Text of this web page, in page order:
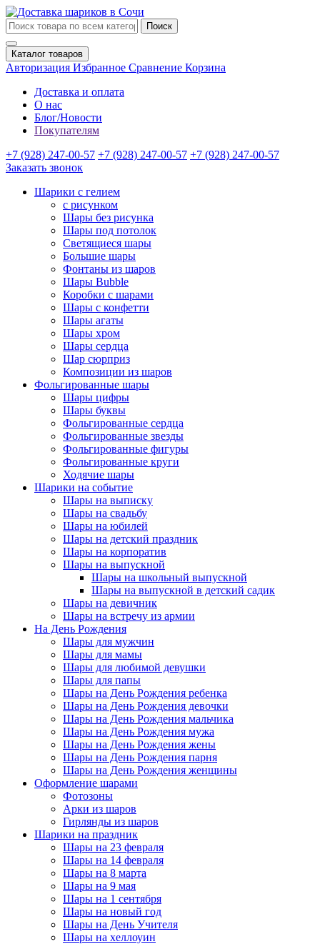
Поиск
Каталог товаров
Авторизация Избранное Сравнение Корзина
Доставка и оплата
О нас
Блог/Новости
Покупателям
+7 (928) 247-00-57 +7 (928) 247-00-57 +7 (928) 247-00-57
Заказать звонок
Шарики с гелием
с рисунком
Шары без рисунка
Шары под потолок
Светящиеся шары
Большие шары
Фонтаны из шаров
Шары Bubble
Коробки с шарами
Шары с конфетти
Шары агаты
Шары хром
Шары сердца
Шар сюрприз
Композиции из шаров
Фольгированные шары
Шары цифры
Шары буквы
Фольгированные сердца
Фольгированные звезды
Фольгированные фигуры
Фольгированные круги
Ходячие шары
Шарики на событие
Шары на выписку
Шары на свадьбу
Шары на юбилей
Шары на детский праздник
Шары на корпоратив
Шары на выпускной
Шары на школьный выпускной
Шары на выпускной в детский садик
Шары на девичник
Шары на встречу из армии
На День Рождения
Шары для мужчин
Шары для мамы
Шары для любимой девушки
Шары для папы
Шары на День Рождения ребенка
Шары на День Рождения девочки
Шары на День Рождения мальчика
Шары на День Рождения мужа
Шары на День Рождения жены
Шары на День Рождения парня
Шары на День Рождения женщины
Оформление шарами
Фотозоны
Арки из шаров
Гирлянды из шаров
Шарики на праздник
Шары на 23 февраля
Шары на 14 февраля
Шары на 8 марта
Шары на 9 мая
Шары на 1 сентября
Шары на новый год
Шары на День Учителя
Шары на хеллоуин